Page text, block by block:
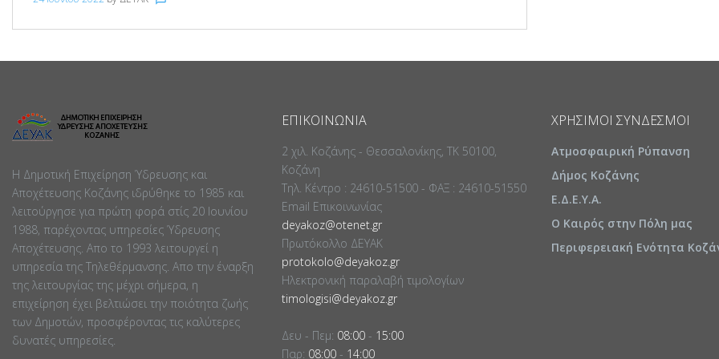
Η Δημοτική Επιχείρηση Ύδρευσης και
Αποχέτευσης Κοζάνης ιδρύθηκε το 1985 και
λειτούργησε για πρώτη φορά στίς 20 Ιουνίου
1988, παρέχοντας υπηρεσίες Ύδρευσης
Αποχέτευσης. Απο το 1993 λειτουργεί η
υπηρεσία της Τηλεθέρμανσης. Απο την έναρξη
της λειτουργίας της μέχρι σήμερα, η
επιχείρηση έχει βελτιώσει την ποιότητα ζωής
των Δημοτών, προσφέροντας τις καλύτερες
δυνατές υπηρεσίες.
ΕΠΙΚΟΙΝΩΝΊΑ
2 χιλ. Κοζάνης - Θεσσαλονίκης, ΤΚ 50100,
Κοζάνη
Τηλ. Κέντρο : 24610-51500 - ΦΑΞ : 24610-51550
Email Επικοινωνίας
deyakoz@otenet.gr
Πρωτόκολλο ΔΕΥΑΚ
protokolo@deyakoz.gr
Ηλεκτρονική παραλαβή τιμολογίων
timologisi@deyakoz.gr
Δευ - Πεμ: 08:00 - 15:00
Παρ: 08:00 - 14:00
ΧΡΉΣΙΜΟΙ ΣΎΝΔΕΣΜΟΙ
Ατμοσφαιρική Ρύπανση
Δήμος Κοζάνης
Ε.Δ.Ε.Υ.Α.
Ο Καιρός στην Πόλη μας
Περιφερειακή Ενότητα